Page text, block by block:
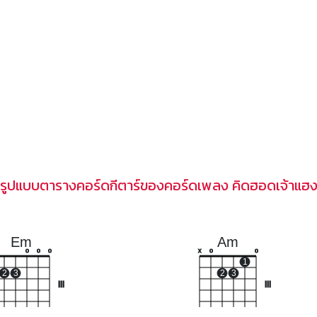
รูปแบบตารางคอร์ดกีตาร์ของคอร์ดเพลง คิดฮอดเจ้าแฮง
Em
2 3
o o o
Am
x o
2 3
1
o